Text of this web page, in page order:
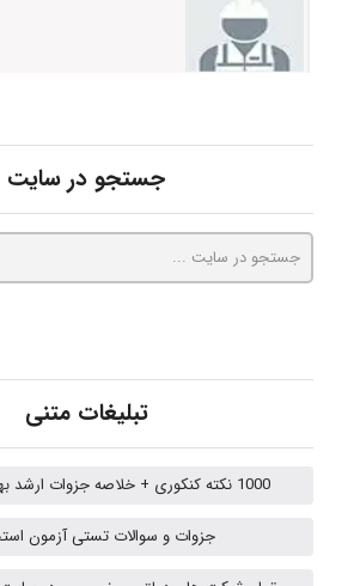
جستجو در سایت
تبلیغات متنی
1000 نکته کنکوری + خلاصه جزوات ارشد بهداشت حرفه ای
جزوات و سوالات تستی آزمون